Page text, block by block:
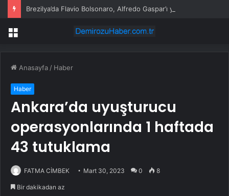
Menü
Anasayfa / Haber
Haber
Ankara’da uyuşturucu
operasyonlarında 1 haftada
43 tutuklama
FATMA CİMBEK Mart 30, 2023 0 8
Bir dakikadan az